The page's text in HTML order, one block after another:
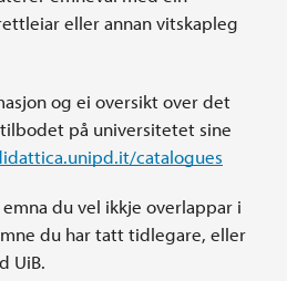
eller annan vitskapleg
og ei oversikt over det
på universitetet sine
catalogues
du vel ikkje overlappar i
du har tatt tidlegare, eller
UiB.